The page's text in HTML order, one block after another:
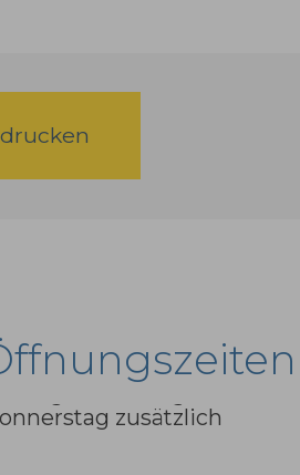
zusätzlich